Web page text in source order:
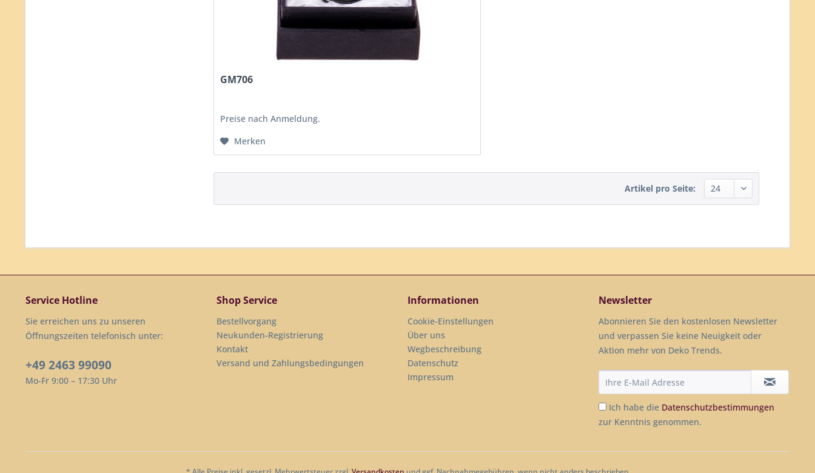
GM706
Preise nach Anmeldung.
Merken
Artikel pro Seite:
Service Hotline
Sie erreichen uns zu unseren
Öffnungszeiten telefonisch unter:
+49 2463 99090
Mo-Fr 9:00 – 17:30 Uhr
Shop Service
Bestellvorgang
Neukunden-Registrierung
Kontakt
Versand und Zahlungsbedingungen
Informationen
Cookie-Einstellungen
Über uns
Wegbeschreibung
Datenschutz
Impressum
Newsletter
Abonnieren Sie den kostenlosen Newsletter
und verpassen Sie keine Neuigkeit oder
Aktion mehr von Deko Trends.
Ich habe die Datenschutzbestimmungen
zur Kenntnis genommen.